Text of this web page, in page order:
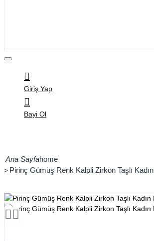
Giriş Yap
Bayi Ol
home
Pirinç Gümüş Renk Kalpli Zirkon Taşlı